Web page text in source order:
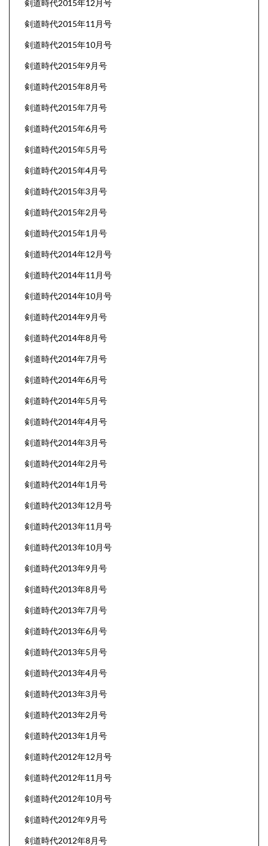
剣道時代2015年12月号
剣道時代2015年11月号
剣道時代2015年10月号
剣道時代2015年9月号
剣道時代2015年8月号
剣道時代2015年7月号
剣道時代2015年6月号
剣道時代2015年5月号
剣道時代2015年4月号
剣道時代2015年3月号
剣道時代2015年2月号
剣道時代2015年1月号
剣道時代2014年12月号
剣道時代2014年11月号
剣道時代2014年10月号
剣道時代2014年9月号
剣道時代2014年8月号
剣道時代2014年7月号
剣道時代2014年6月号
剣道時代2014年5月号
剣道時代2014年4月号
剣道時代2014年3月号
剣道時代2014年2月号
剣道時代2014年1月号
剣道時代2013年12月号
剣道時代2013年11月号
剣道時代2013年10月号
剣道時代2013年9月号
剣道時代2013年8月号
剣道時代2013年7月号
剣道時代2013年6月号
剣道時代2013年5月号
剣道時代2013年4月号
剣道時代2013年3月号
剣道時代2013年2月号
剣道時代2013年1月号
剣道時代2012年12月号
剣道時代2012年11月号
剣道時代2012年10月号
剣道時代2012年9月号
剣道時代2012年8月号